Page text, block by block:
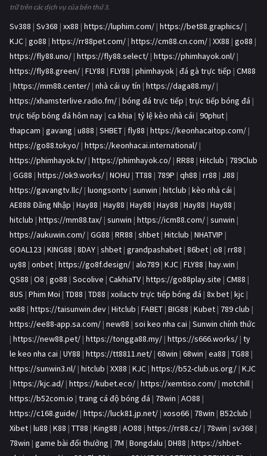
trữ trên các dịch vụ của bên thứ 3.
Sv388 | Sv368 | xx88 | https://luphim.com/ | https://bet88.graphics/ |
KJC | go88 | https://rr88pet.com/ | https://cm88.cn.com/ | XX88 | go88 |
https://fly88.uno/ | https://fly88.select/ | https://phimhayok.onl/ |
https://fly88.green/ | FLY88 | FLY88 | phimhayok | đá gà trực tiếp | CM88
| https://mm88.center/ | nhà cái uy tín | https://daga88.my/ |
https://xhamsterlive.radio.fm/ | bóng đá trực tiếp | trực tiếp bóng đá |
trực tiếp bóng đá hôm nay | ca khia | tỷ lệ kèo nhà cái | 90phut |
thapcam | gavang | u888 | SHBET | fly88 | https://keonhacaitop.com/ |
https://go88.tokyo/ | https://keonhacai.international/ |
https://phimhayok.tv/ | https://phimhayok.co/ | RR88 | Hitclub | 789Club
| GG88 | https://ok9.works/ | NOHU | TT88 | 789P | qh88 | rr88 | J88 |
https://gavangtv.llc/ | luongsontv | sunwin | hitclub | kèo nhà cái |
AE888 Đăng Nhập | Hay88 | Hay88 | Hay88 | Hay88 | Hay88 | Hay88 |
hitclub | https://mm88.tax/ | sunwin | https://icm88.com/ | sunwin |
https://aukuwin.com/ | GG88 | RR88 | shbet | Hitclub | NHATVIP |
GOAL123 | KING88 | 8DAY | shbet | grandpashabet | 86bet | o8 | rr88 |
uy88 | onbet | https://go8f.design/ | alo789 | KJC | FLY88 | hay.win |
QS88 | O8 | go88 | Socolive | CakhiaTV | https://go88play.site | CM88 |
8US | Phim Moi | TD88 | TD88 | xoilactv trực tiếp bóng đá | 8x bet | kjc |
xx88 | https://taisunwin.dev | Hitclub | FABET | BIG88 | Kubet | 789 club |
https://ee88-app.sa.com/ | new88 | soi keo nha cai | Sunwin chính thức
| https://new88.pet/ | https://tongga88.my/ | https://s666.works/ | ty
le keo nha cai | UY88 | https://tt8811.net/ | 68win | 68win | ea88 | TG88 |
https://sunwin3.nl/ | hitclub | XX88 | KJC | https://b52-club.us.org/ | KJC
| https://kjc.ad/ | https://kubet.eco/ | https://xemtiso.com/ | motchill |
https://b52com.io | trang cá độ bóng đá | 78win | AO88 |
https://c168.guide/ | https://luck81.jp.net/ | xoso66 | 78win | B52club |
Xibet | lu88 | K88 | TT88 | King88 | AO88 | https://rr88.cz/ | 78win | sv368 |
78win | game bài đổi thưởng | 7M | Bongdalu | DH88 | https://shbet-